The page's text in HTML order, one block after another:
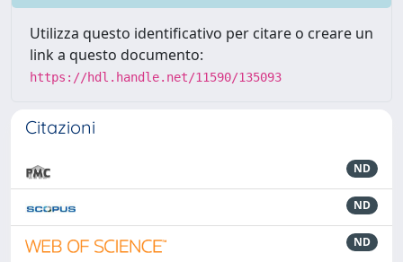
Utilizza questo identificativo per citare o creare un
link a questo documento:
https://hdl.handle.net/11590/135093
Citazioni
ND
ND
ND